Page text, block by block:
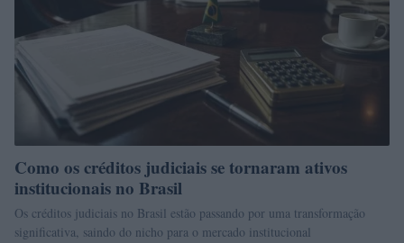
Como os créditos judiciais se tornaram ativos
institucionais no Brasil
Os créditos judiciais no Brasil estão passando por uma transformação
significativa, saindo do nicho para o mercado institucional